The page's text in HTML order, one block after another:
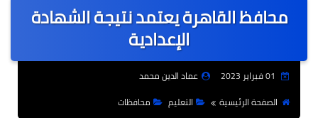
عالمى
الرياضة
حوادث وقضايا
فن
محافظ القاهرة يعتمد نتيجة الشهادة
الإعدادية
عماد الدين محمد
الصفحة الرئيسية
التعليم
محافظات